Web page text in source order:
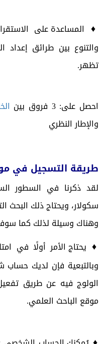
♦ المساعدة على
والتنوع بين طرائق إعداد
تظهر.
احصل على: 3 فروق بين
والإطار النظري
طريقة التسجيل في
لقد ذكرنا في السطور
سكولار، ويحتاج ذلك البحث
وهناك وسيلة لذلك كما سوف
♦ يحتاج الأمر أولًا
وبالتبعية فإن لديك
الولوج فيه عن طريق
موقع الباحث العلمي.